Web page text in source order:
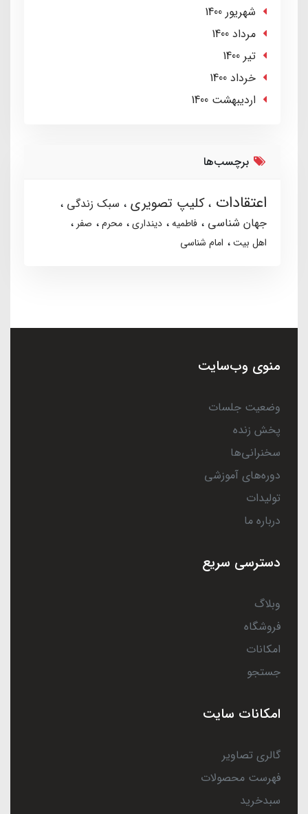
شهریور 1400
مرداد 1400
تير 1400
خرداد 1400
ارديبهشت 1400
برچسب‌ها
اعتقادات کلیپ تصویری
سبک زندگی
جهان شناسی
فاطمیه دینداری محرم
صفر
اهل بیت
امام شناسی
منوی وب‌سایت
وضعیت جلسات
پخش زنده
سخنرانی‌ها
دوره‌های آموزشی
تولیدات
درباره ما
دسترسی سریع
وبلاگ
فروشگاه
امکانات
جستجو
امکانات سایت
گالری تصاویر
فهرست محصولات
سبدخرید